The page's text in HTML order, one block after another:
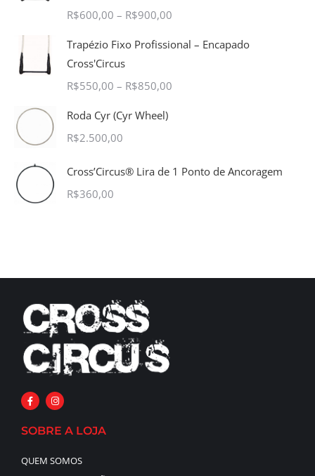
R$600,00 – R$900,00
Trapézio Fixo Profissional – Encapado
Cross'Circus
R$550,00 – R$850,00
Roda Cyr (Cyr Wheel)
R$2.500,00
Cross’Circus® Lira de 1 Ponto de Ancoragem
R$360,00
SOBRE A LOJA
QUEM SOMOS